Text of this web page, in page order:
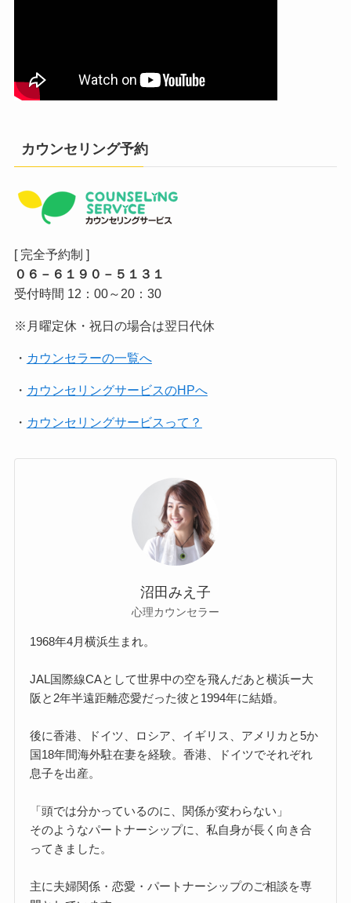
カウンセリング予約
[ 完全予約制 ]
０６－６１９０－５１３１
受付時間 12：00～20：30
※月曜定休・祝日の場合は翌日代休
・ カウンセラーの一覧へ
・ カウンセリングサービスのHPへ
・ カウンセリングサービスって？
沼田みえ子
心理カウンセラー
1968年4月横浜生まれ。
JAL国際線CAとして世界中の空を飛んだあと横浜ー大
阪と2年半遠距離恋愛だった彼と1994年に結婚。
後に香港、ドイツ、ロシア、イギリス、アメリカと5か
国18年間海外駐在妻を経験。香港、ドイツでそれぞれ
息子を出産。
「頭では分かっているのに、関係が変わらない」
そのようなパートナーシップに、私自身が長く向き合
ってきました。
主に夫婦関係・恋愛・パートナーシップのご相談を専